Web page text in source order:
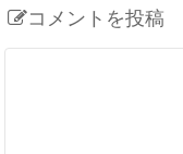
コメントを投稿